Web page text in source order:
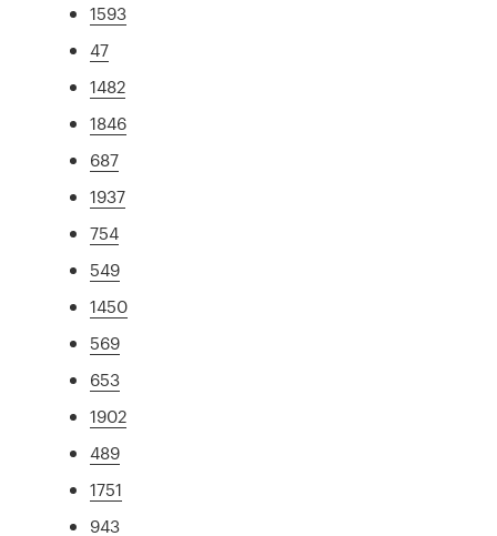
1593
47
1482
1846
687
1937
754
549
1450
569
653
1902
489
1751
943